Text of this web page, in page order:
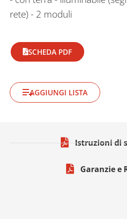
rete) - 2 moduli
SCHEDA PDF
AGGIUNGI LISTA
Istruzioni di
Garanzie e